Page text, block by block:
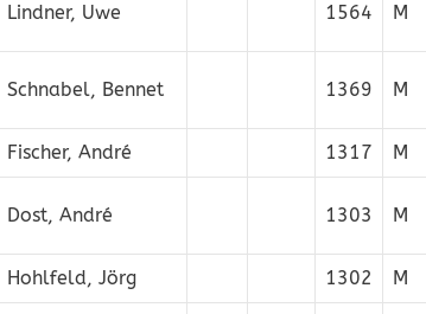
Lindner, Uwe 1564 M
Schnabel, Bennet 1369 M
Fischer, André 1317 M
Dost, André 1303 M
Hohlfeld, Jörg 1302 M